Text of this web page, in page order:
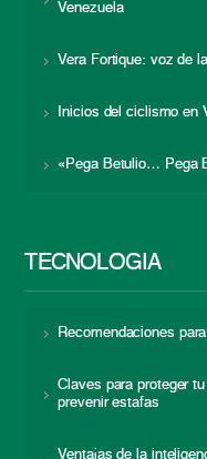
Venezuela
Vera Fortique: voz de
Inicios del ciclismo en
«Pega Betulio… Pega
TECNOLOGÍA
Recomendaciones
Claves para proteger
prevenir estafas
Ventajas de la